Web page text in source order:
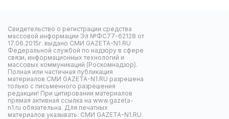
Свидетельство о регистрации средства
массовой информации Эл №ФС77-62128 от
17.06.2015г. выдано СМИ GAZETA-N1.RU
Федеральной службой по надзору в сфере
связи, информационных технологий и
массовых коммуникаций (Роскомнадзор).
Полная или частичная публикация
материалов СМИ GAZETA-N1.RU разрешена
только с письменного разрешения
редакции! При цитировании материалов
прямая активная ссылка на www.gazeta-
n1.ru обязательна. Для печатных
материалов указывать: СМИ GAZETA-N1.RU